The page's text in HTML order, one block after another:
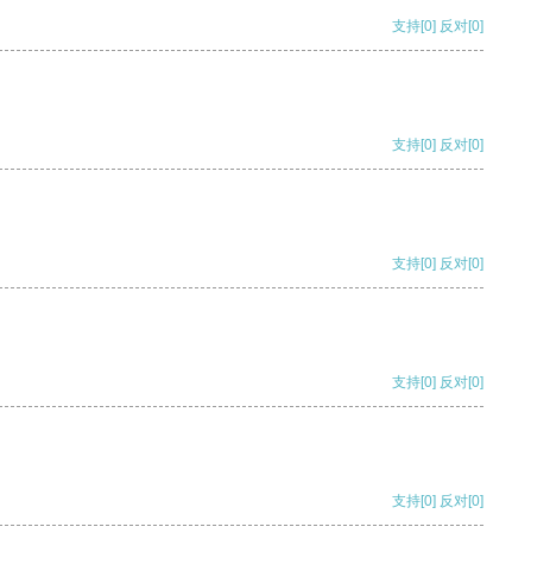
支持[0] 反对[0]
支持[0] 反对[0]
支持[0] 反对[0]
支持[0] 反对[0]
支持[0] 反对[0]